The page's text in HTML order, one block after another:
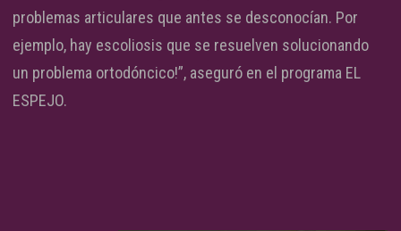
problemas articulares que antes se desconocían. Por
ejemplo, hay escoliosis que se resuelven solucionando
un problema ortodóncico!”, aseguró en el programa EL
ESPEJO.